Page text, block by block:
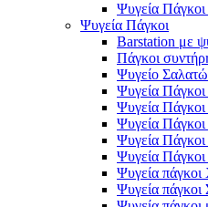
Ψυγεία
Ψυγεία Πάγκοι
Barstation με
Πάγκοι
Ψυγείο
Ψυγεία
Ψυγεία
Ψυγεία
Ψυγεία
Ψυγεία
Ψυγεία
Ψυγεία